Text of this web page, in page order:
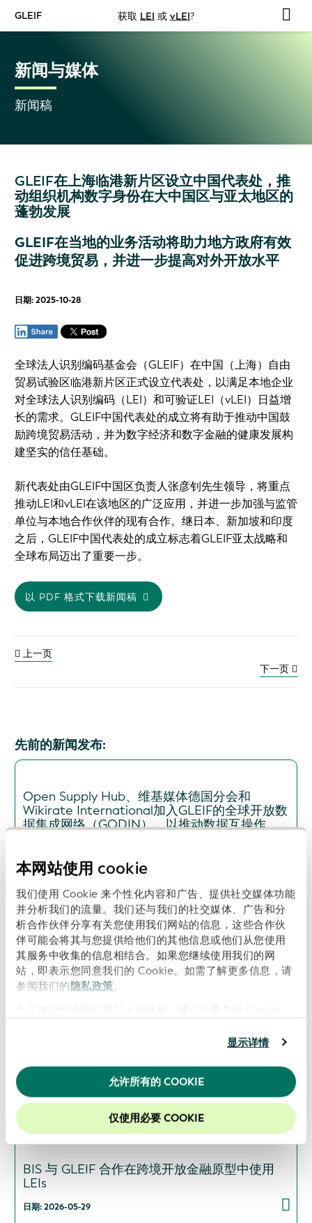
本网站使用 cookie
我们使用 Cookie 来个性化内容和广告、提供社交媒体功能
并分析我们的流量。我们还与我们的社交媒体、广告和分
析合作伙伴分享有关您使用我们网站的信息，这些合作伙
伴可能会将其与您提供给他们的其他信息或他们从您使用
其服务中收集的信息相结合。如果您继续使用我们的网
站，即表示您同意我们的 Cookie。如需了解更多信息，请
参阅我们的隐私政策 。
显示详情
允许所有的 COOKIE
仅使用必要 COOKIE
GLEIF 获取 LEI 或 vLEI?
新闻与媒体
新闻稿
GLEIF在上海临港新片区设立中国代表处，推
动组织机构数字身份在大中国区与亚太地区的
蓬勃发展
GLEIF在当地的业务活动将助力地方政府有效
促进跨境贸易，并进一步提高对外开放水平
日期: 2025-10-28
全球法人识别编码基金会（GLEIF）在中国（上海）自由
贸易试验区临港新片区正式设立代表处，以满足本地企业
对全球法人识别编码（LEI）和可验证LEI（vLEI）日益增
长的需求。GLEIF中国代表处的成立将有助于推动中国鼓
励跨境贸易活动，并为数字经济和数字金融的健康发展构
建坚实的信任基础。
新代表处由GLEIF中国区负责人张彦钊先生领导，将重点
推动LEI和vLEI在该地区的广泛应用，并进一步加强与监管
单位与本地合作伙伴的现有合作。继日本、新加坡和印度
之后，GLEIF中国代表处的成立标志着GLEIF亚太战略和
全球布局迈出了重要一步。
以 PDF 格式下载新闻稿
上一页
下一页
先前的新闻发布:
Open Supply Hub、维基媒体德国分会和
Wikirate International加入GLEIF的全球开放数
据集成网络（GODIN），以推动数据互操作
日期: 2026-07-16
ISITC与GLEIF启动合作，以支持行业最佳实践和
数据透明度
日期: 2026-06-16
GLEIF 与全球能源监测组织（Global Energy
明度
日期: 2026-06-09
BIS 与 GLEIF 合作在跨境开放金融原型中使用
LEIs
日期: 2026-05-29